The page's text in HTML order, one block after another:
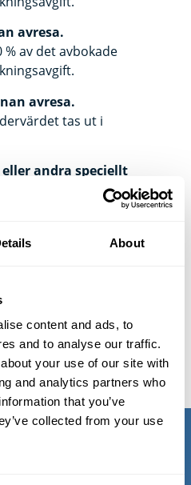
About
content and ads, to
and to analyse our traffic.
your use of our site with
and analytics partners who
that you’ve
collected from your use
avresa.
av det avbokade
avresa.
tas ut i
andra speciellt
vid andra speciellt
Polena Rederi AB
orsak kan styrkas
ömmande skäl inte
enligt